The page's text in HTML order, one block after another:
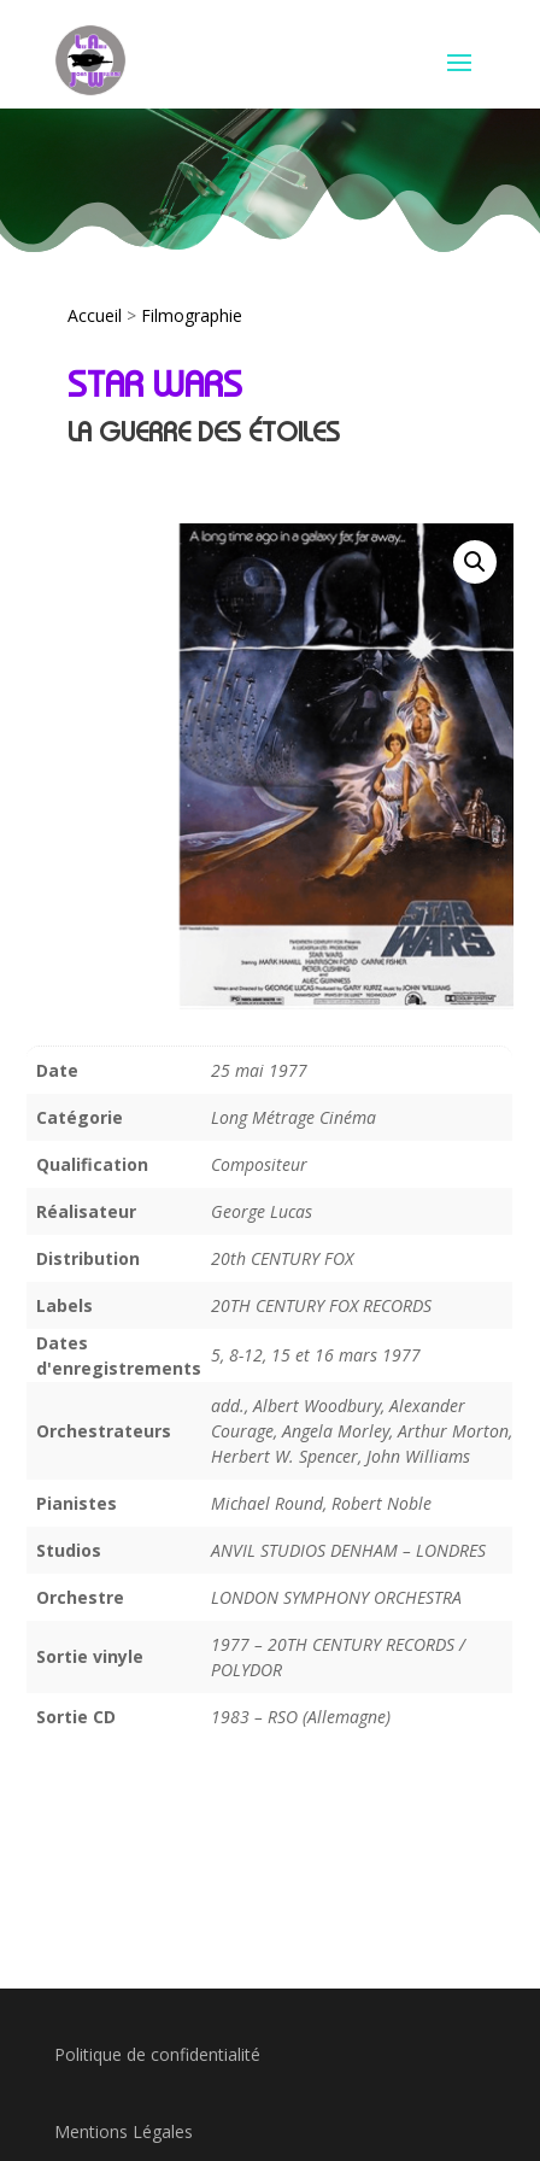
Accueil > Filmographie
STAR WARS
LA GUERRE DES ÉTOILES
Date 25 mai 1977
Catégorie Long Métrage Cinéma
Qualification Compositeur
Réalisateur George Lucas
Distribution 20th CENTURY FOX
Labels
20TH CENTURY FOX RECORDS
Dates
d'enregistrements
5, 8-12, 15 et 16 mars 1977
Orchestrateurs
add., Albert Woodbury, Alexander
Courage, Angela Morley, Arthur Morton,
Herbert W. Spencer, John Williams
Pianistes Michael Round, Robert Noble
Studios ANVIL STUDIOS DENHAM – LONDRES
Orchestre LONDON SYMPHONY ORCHESTRA
Sortie vinyle
1977 – 20TH CENTURY RECORDS /
POLYDOR
Sortie CD 1983 – RSO (Allemagne)
Politique de confidentialité
Mentions Légales